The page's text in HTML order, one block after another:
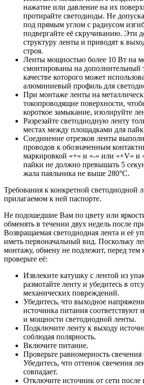
нажатие или давление на их
протирайте светодиоды. Не
под прямым углом с радиусом
подвергайте её скручиванию. Эти
структуру ленты и приводят к
строя.
Ленты мощностью более 10 Вт на
смонтированы на дополнительный
качестве которого может
алюминиевый профиль для
При монтаже ленты на
токопроводящие поверхности,
короткое замыкание, изолируйте
Разрезайте светодиодную ленту
местах между площадками для
Соединение отрезков ленты
проводов к обозначенным
маркировкой «+» и «-» или «+V» и
пайки не должно превышать 5
жала паяльника не выше 280°С.
Требования к конкретной светодиодной
прилагаемом к ней паспорте.
Не подошедшие Вам по цвету или
обменять в течении двух недель после
Возвращаемая светодиодная лента и её
иметь первоначальный вид. Поскольку
монтажу, обмену не подлежит, перед тем
проверьте её:
Извлеките катушку с лентой из
размотайте ленту и убедитесь в
механических повреждений.
Убедитесь, что выходное
источника питания
и мощности светодиодной ленты.
Подключите ленту к выходу
соблюдая полярность.
Включите питание.
Проверьте равномерность свечения
Убедитесь, что оттенок свечения
совпадает.
Отключите источник от сети после